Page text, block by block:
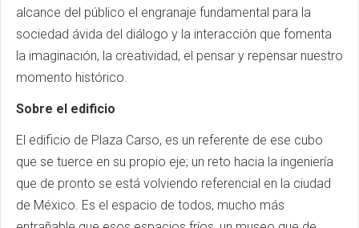
alcance del público el engranaje fundamental para la
sociedad ávida del diálogo y la interacción que fomenta
la imaginación, la creatividad, el pensar y repensar nuestro
momento histórico.
Sobre el edificio
El edificio de Plaza Carso, es un referente de ese cubo
que se tuerce en su propio eje; un reto hacia la ingeniería
que de pronto se está volviendo referencial en la ciudad
de México. Es el espacio de todos, mucho más